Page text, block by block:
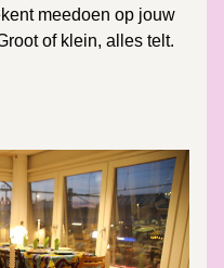
meedoen op jouw
of klein, alles telt.